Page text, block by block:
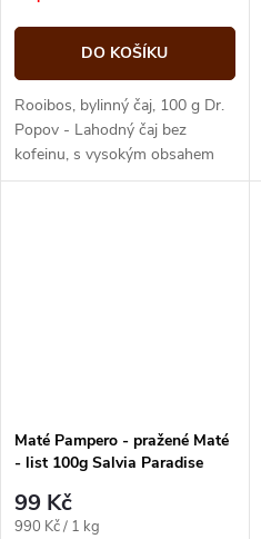
DO KOŠÍKU
Rooibos, bylinný čaj, 100 g Dr.
Popov - Lahodný čaj bez
kofeinu, s vysokým obsahem
minerálních látek a
Maté Pampero - pražené Maté
- list 100g Salvia Paradise
99 Kč
Měrná
990 Kč / 1 kg